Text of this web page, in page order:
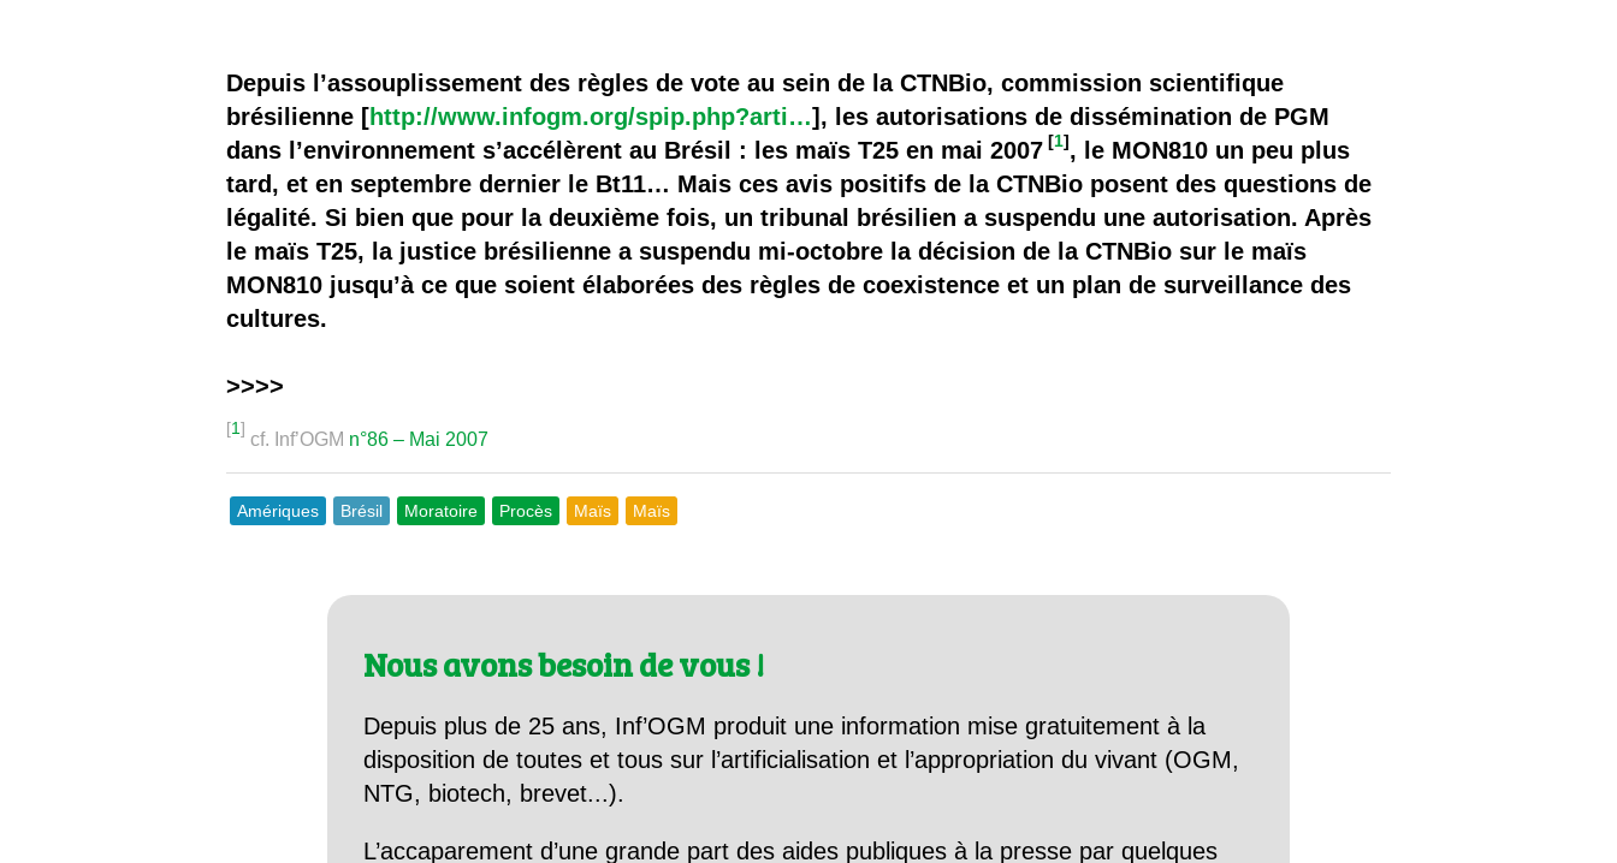
Il y a semence…. et semence
Quels sont les avantages et les inconvénients des OGM ?
Depuis l’assouplissement des règles de vote au sein de la CTNBio, commission scientifique
brésilienne [http://www.infogm.org/spip.php?arti…], les autorisations de dissémination de PGM
dans l’environnement s’accélèrent au Brésil : les maïs T25 en mai 2007 [1], le MON810 un peu plus
tard, et en septembre dernier le Bt11… Mais ces avis positifs de la CTNBio posent des questions de
légalité. Si bien que pour la deuxième fois, un tribunal brésilien a suspendu une autorisation. Après
le maïs T25, la justice brésilienne a suspendu mi-octobre la décision de la CTNBio sur le maïs
MON810 jusqu’à ce que soient élaborées des règles de coexistence et un plan de surveillance des
cultures.
>>>>
[1]
cf. Inf’OGM n°86 – Mai 2007
Amériques Brésil Moratoire Procès Maïs Maïs
Nous avons besoin de vous !
Depuis plus de 25 ans, Inf’OGM produit une information mise gratuitement à la
disposition de toutes et tous sur l’artificialisation et l’appropriation du vivant (OGM,
NTG, biotech, brevet...).
L’accaparement d’une grande part des aides publiques à la presse par quelques